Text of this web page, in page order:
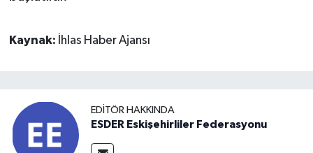
Kaynak: İhlas Haber Ajansı
EDITÖR HAKKINDA
ESDER Eskişehirliler Federasyonu